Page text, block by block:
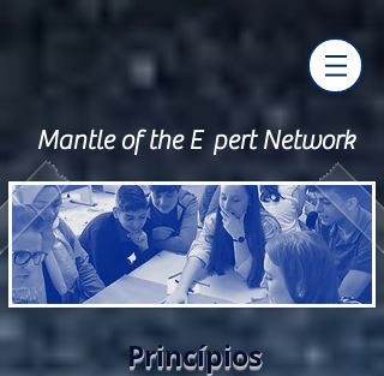
Mantle of the E pert Network
Princípios